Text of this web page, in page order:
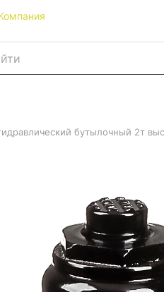
бутылочный 2т
бутылочный